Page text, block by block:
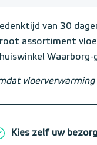
van 30
assortiment
Kies zelf uw